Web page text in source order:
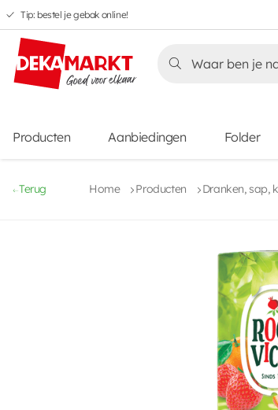
Overslaan
naar
hoofdnavigatie
Overslaan
naar
hoofdinhoud
Overslaan
naar
voettekstinhoud
Overslaan
naar
aanbiedingen
Tip: bestel je gebak online!
Producten Aanbiedingen Folder
Terug Home Producten Dranken, sap,